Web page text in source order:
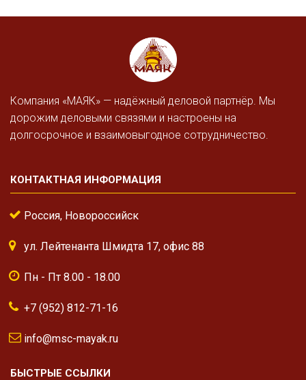
Компания «МАЯК» — надёжный деловой партнёр. Мы
дорожим деловыми связями и настроены на
долгосрочное и взаимовыгодное сотрудничество.
КОНТАКТНАЯ ИНФОРМАЦИЯ
Россия, Новороссийск
ул. Лейтенанта Шмидта 17, офис 88
Пн - Пт 8.00 - 18.00
+7 (952) 812-71-16
info@msc-mayak.ru
БЫСТРЫЕ ССЫЛКИ